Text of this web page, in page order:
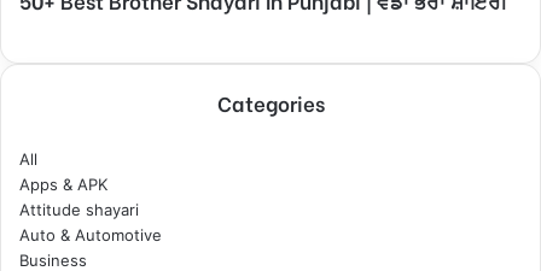
Categories
All
Apps & APK
Attitude shayari
Auto & Automotive
Business